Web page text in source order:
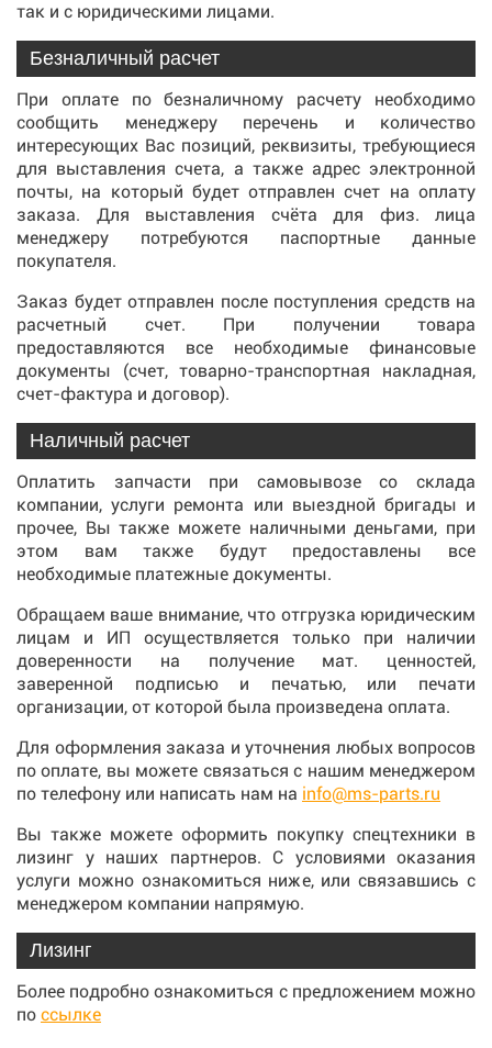
так и с юридическими лицами.
Безналичный расчет
При оплате по безналичному расчету необходимо
сообщить менеджеру перечень и количество
интересующих Вас позиций, реквизиты, требующиеся
для выставления счета, а также адрес электронной
почты, на который будет отправлен счет на оплату
заказа. Для выставления счёта для физ. лица
менеджеру потребуются паспортные данные
покупателя.
Заказ будет отправлен после поступления средств на
расчетный счет. При получении товара
предоставляются все необходимые финансовые
документы (счет, товарно-транспортная накладная,
счет-фактура и договор).
Наличный расчет
Оплатить запчасти при самовывозе со склада
компании, услуги ремонта или выездной бригады и
прочее, Вы также можете наличными деньгами, при
этом вам также будут предоставлены все
необходимые платежные документы.
Обращаем ваше внимание, что отгрузка юридическим
лицам и ИП осуществляется только при наличии
доверенности на получение мат. ценностей,
заверенной подписью и печатью, или печати
организации, от которой была произведена оплата.
Для оформления заказа и уточнения любых вопросов
по оплате, вы можете связаться с нашим менеджером
по телефону или написать нам на info@ms-parts.ru
Вы также можете оформить покупку спецтехники в
лизинг у наших партнеров. С условиями оказания
услуги можно ознакомиться ниже, или связавшись с
менеджером компании напрямую.
Лизинг
Более подробно ознакомиться с предложением можно
по ссылке